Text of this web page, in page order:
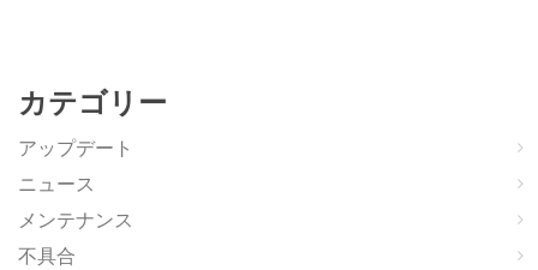
カテゴリー
アップデート
ニュース
メンテナンス
不具合